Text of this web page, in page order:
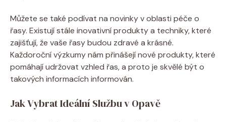
Můžete se také podívat na novinky v oblasti péče o
řasy. Existují stále inovativní produkty a techniky, které
zajišťují, že vaše řasy budou zdravé a krásné.
Každoroční výzkumy nám přinášejí nové produkty, které
pomáhají udržovat vzhled řas, a proto je skvělé být o
takových informacích informován.
Jak Vybrat Ideální Službu v Opavě